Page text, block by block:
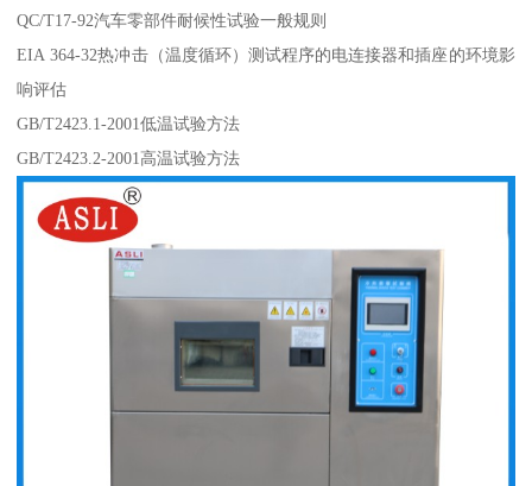
QC/T17-92汽车零部件耐候性试验一般规则
EIA 364-32热冲击（温度循环）测试程序的电连接器和插座的环境影
响评估
GB/T2423.1-2001低温试验方法
GB/T2423.2-2001高温试验方法